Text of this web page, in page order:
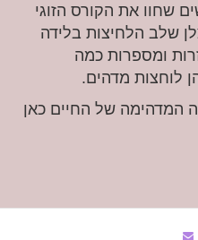
על 95% מהנשים שחוו את הקורס הזוגי
שלב הלחיצות בלידה
ומספרות כמה
לוחצות מדהים.
המדהימה של החיים כאן